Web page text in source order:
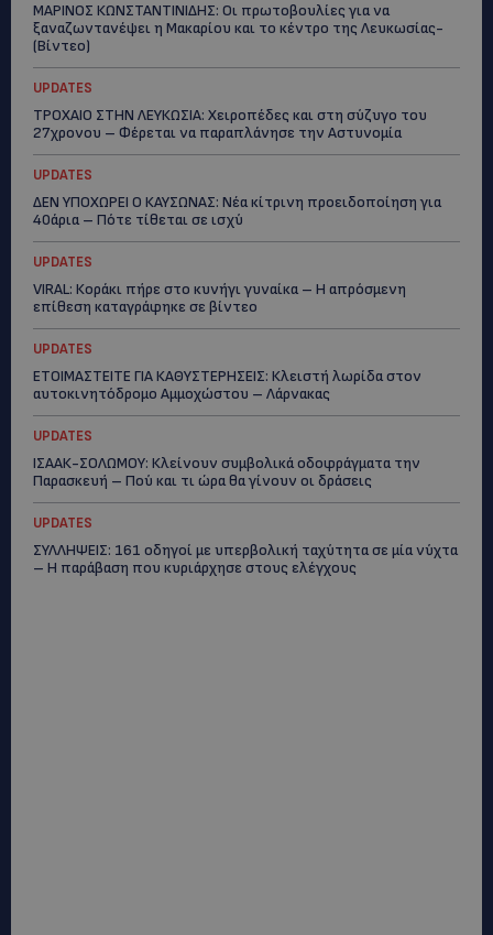
ΜΑΡΙΝΟΣ ΚΩΝΣΤΑΝΤΙΝΙΔΗΣ: Οι πρωτοβουλίες για να
ξαναζωντανέψει η Μακαρίου και το κέντρο της Λευκωσίας-
(Βίντεο)
UPDATES
ΤΡΟΧΑΙΟ ΣΤΗΝ ΛΕΥΚΩΣΙΑ: Χειροπέδες και στη σύζυγο του
27χρονου – Φέρεται να παραπλάνησε την Αστυνομία
UPDATES
ΔΕΝ ΥΠΟΧΩΡΕΙ Ο ΚΑΥΣΩΝΑΣ: Νέα κίτρινη προειδοποίηση για
40άρια – Πότε τίθεται σε ισχύ
UPDATES
VIRAL: Κοράκι πήρε στο κυνήγι γυναίκα – Η απρόσμενη
επίθεση καταγράφηκε σε βίντεο
UPDATES
ΕΤΟΙΜΑΣΤΕΙΤΕ ΓΙΑ ΚΑΘΥΣΤΕΡΗΣΕΙΣ: Κλειστή λωρίδα στον
αυτοκινητόδρομο Αμμοχώστου – Λάρνακας
UPDATES
ΙΣΑΑΚ-ΣΟΛΩΜΟΥ: Κλείνουν συμβολικά οδοφράγματα την
Παρασκευή – Πού και τι ώρα θα γίνουν οι δράσεις
UPDATES
ΣΥΛΛΗΨΕΙΣ: 161 οδηγοί με υπερβολική ταχύτητα σε μία νύχτα
– Η παράβαση που κυριάρχησε στους ελέγχους